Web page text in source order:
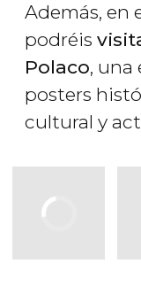
Además, en
podréis
Polaco, una
posters
cultural y